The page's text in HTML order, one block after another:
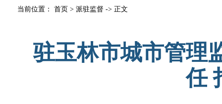
当前位置： 首页 > 派驻监督 -> 正文
驻玉林市城市管理
任